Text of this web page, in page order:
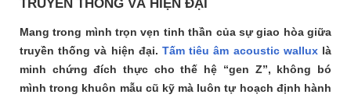
TRUYỀN THỐNG VÀ HIỆN ĐẠI
Mang trong mình trọn vẹn tinh thần của sự giao hòa giữa
truyền thống và hiện đại. Tấm tiêu âm acoustic walluxlà
minh chứng đích thực cho thế hệ “gen Z”, không bó
mình trong khuôn mẫu cũ kỹ mà luôn tự hoạch định hành